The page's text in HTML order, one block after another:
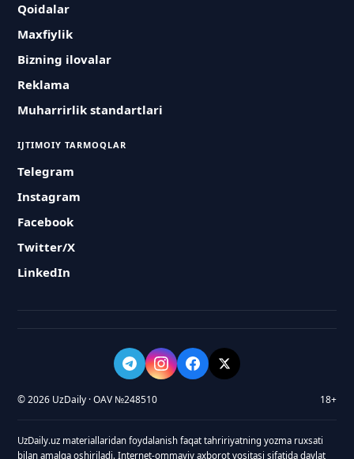
Qoidalar
Maxfiylik
Bizning ilovalar
Reklama
Muharrirlik standartlari
IJTIMOIY TARMOQLAR
Telegram
Instagram
Facebook
Twitter/X
LinkedIn
© 2026 UzDaily · OAV №248510 18+
UzDaily.uz materiallaridan foydalanish faqat tahririyatning yozma ruxsati
bilan amalga oshiriladi. Internet-ommaviy axborot vositasi sifatida davlat